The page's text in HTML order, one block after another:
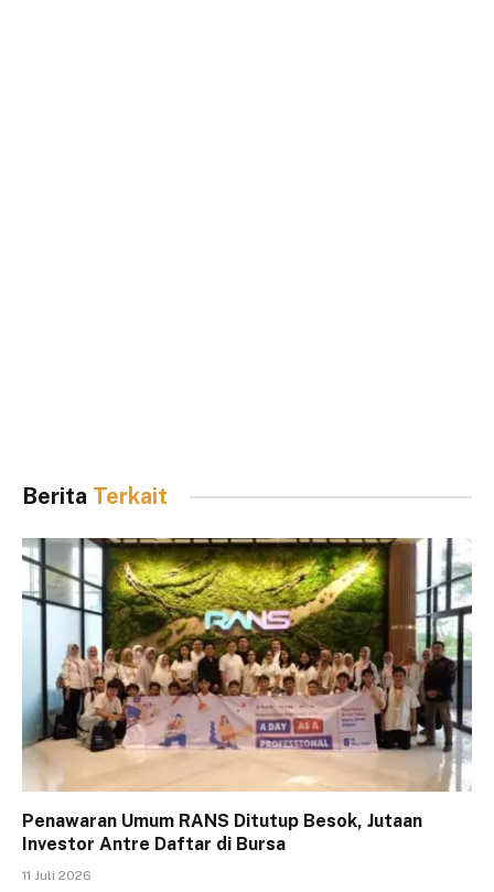
Berita Terkait
Penawaran Umum RANS Ditutup Besok, Jutaan
Investor Antre Daftar di Bursa
11 Juli 2026